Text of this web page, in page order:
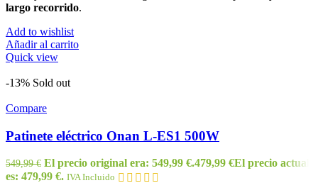
largo recorrido.
Add to wishlist
Añadir al carrito
Quick view
-13% Sold out
Compare
Patinete eléctrico Onan L-ES1 500W
549,99€ El precio original era: 549,99 €.479,99 €El precio actual
es: 479,99 €. IVA Incluido